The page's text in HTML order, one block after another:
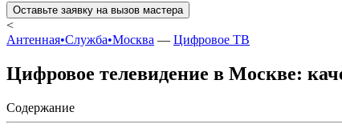
Оставьте заявку на вызов мастера
<
Антенная•Служба•Москва — Цифровое ТВ
Цифровое телевидение в Москве:
Содержание